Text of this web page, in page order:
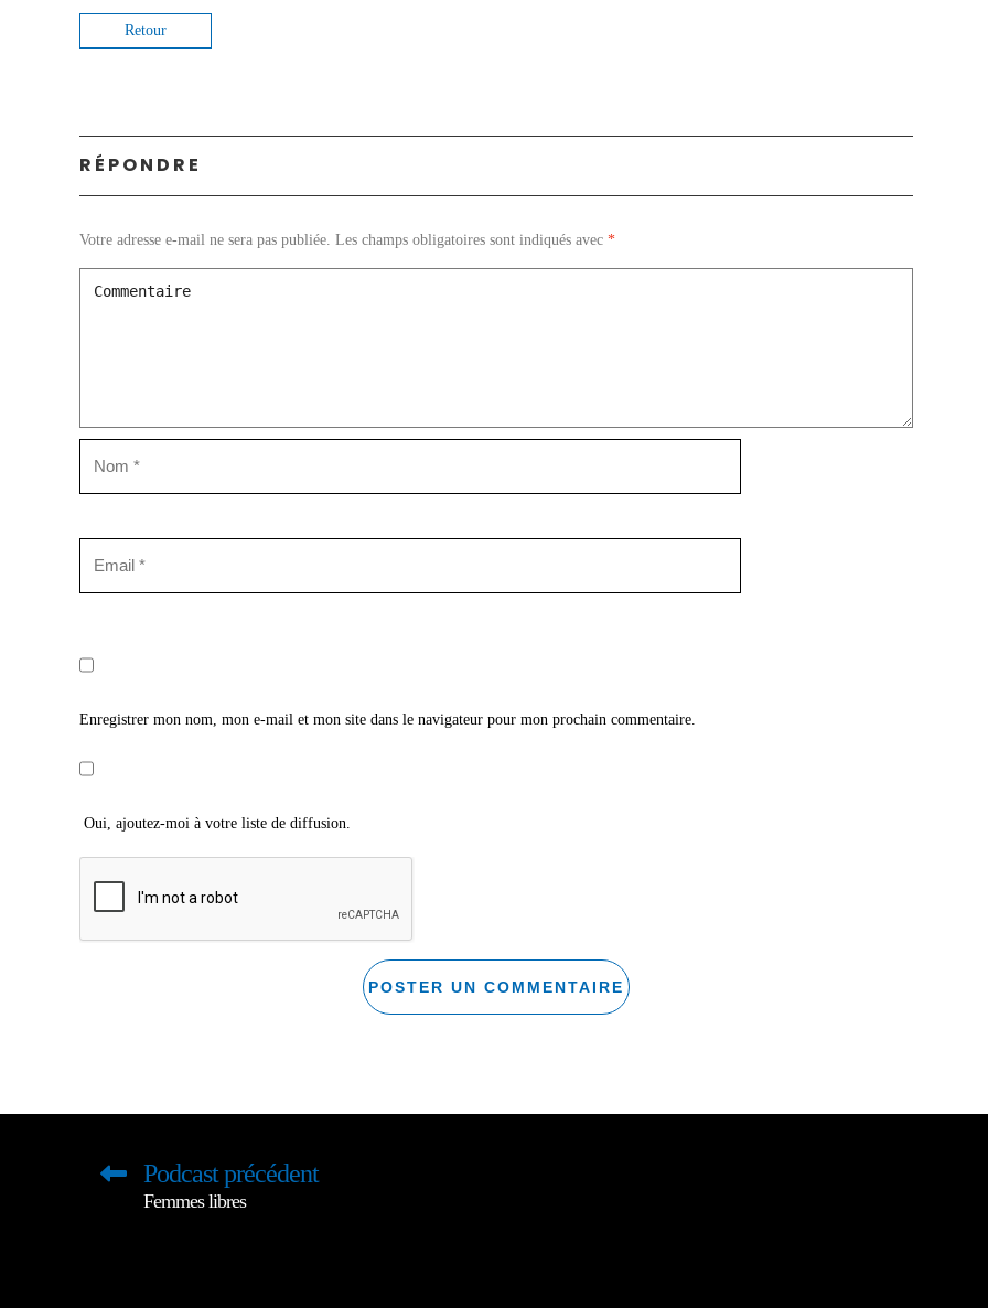
Retour
RÉPONDRE
Votre adresse e-mail ne sera pas publiée. Les champs obligatoires sont indiqués avec *
Enregistrer mon nom, mon e-mail et mon site dans le navigateur pour mon prochain commentaire.
Oui, ajoutez-moi à votre liste de diffusion.
Podcast précédent
Femmes libres